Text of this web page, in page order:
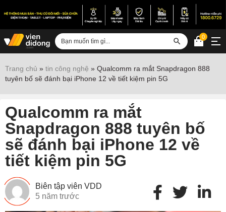
Sửa iPhone
Sửa Vertu
Sửa iPad
Sửa Macbook
Sửa Laptop
Sửa chữa thiết bị khác
0
Trang chủ » tin công nghệ » Qualcomm ra mắt Snapdragon 888
tuyên bố sẽ đánh bại iPhone 12 về tiết kiệm pin 5G
Qualcomm ra mắt
Snapdragon 888 tuyên bố
sẽ đánh bại iPhone 12 về
tiết kiệm pin 5G
Biên tập viên VDD
5 năm trước